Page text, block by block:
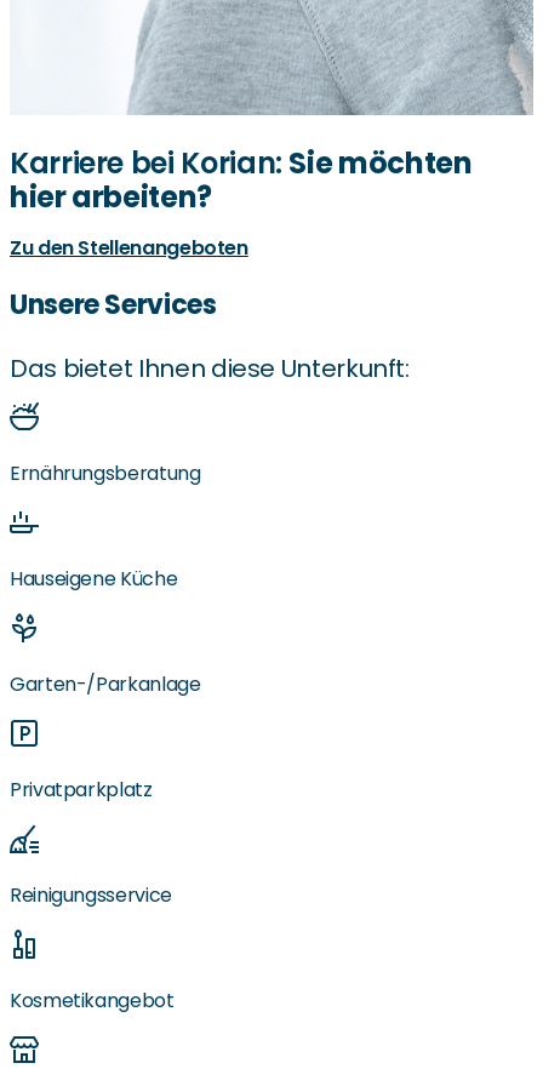
Karriere bei Korian: Sie möchten
hier arbeiten?
Zu den Stellenangeboten
Unsere Services
Das bietet Ihnen diese Unterkunft:
Ernährungsberatung
Hauseigene Küche
Garten-/Parkanlage
Privatparkplatz
Reinigungsservice
Kosmetikangebot